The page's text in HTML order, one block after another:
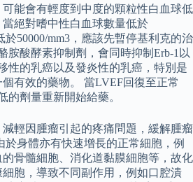
能會有輕度到中度的顆粒性白血球低
絕對嗜中性白血球數量低於
於50000/mm3，應該先暫停基利克的治
胺酸酵素抑制劑，會同時抑制Erb-1以
性的乳癌以及發炎性的乳癌，特別是
有效的藥物。 當LVEF回復至正常
的劑量重新開始給藥。
輕因腫瘤引起的疼痛問題，緩解腫瘤
於身體亦有快速增長的正常細胞，例
骨髓細胞、消化道黏膜細胞等，故化
胞，導致不同副作用，例如口腔潰